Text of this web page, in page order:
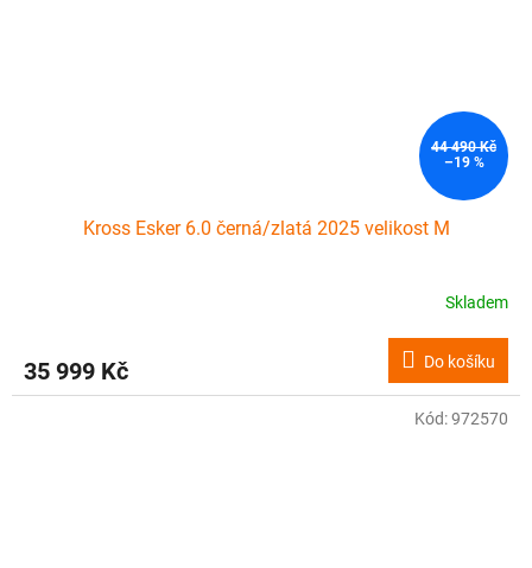
44 490 Kč
–19 %
Kross Esker 6.0 černá/zlatá 2025 velikost M
Skladem
35 999 Kč Do košíku
Kód:972570